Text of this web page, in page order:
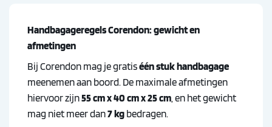
Handbagageregels Corendon: gewicht en
afmetingen
Bij Corendon mag je gratiséén stuk handbagage
meenemen aan boord. De maximale afmetingen
hiervoor zijn55 cm x 40 cm x 25 cm, en het gewicht
mag niet meer dan7 kg bedragen.